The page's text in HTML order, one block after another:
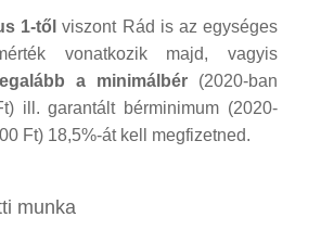
1-től viszont Rád is az egységes
vonatkozik majd, vagyis
legalább a minimálbér (2020-ban
ill. garantált bérminimum (2020-
Ft) 18,5%-át kell megfizetned.
munka